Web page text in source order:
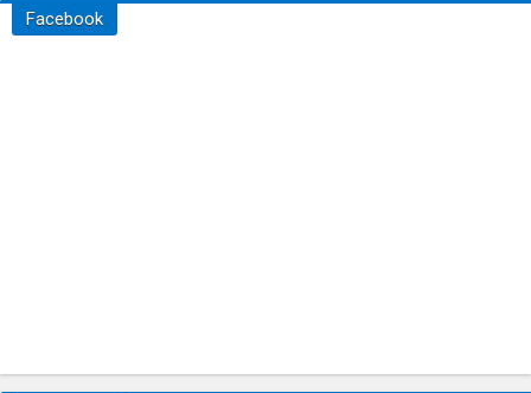
Facebook